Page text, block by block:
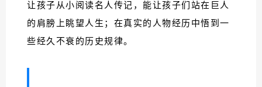
让孩子从小阅读名人传记，能让孩子们站在巨人
的肩膀上眺望人生；在真实的人物经历中悟到一
些经久不衰的历史规律。